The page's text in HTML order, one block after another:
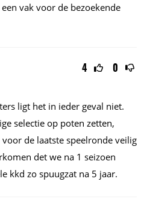
vak voor de bezoekende
4 0
ligt het in ieder geval niet.
selectie op poten zetten,
de laatste speelronde veilig
det we na 1 seizoen
kkd zo spuugzat na 5 jaar.